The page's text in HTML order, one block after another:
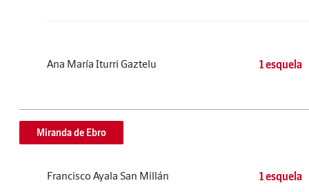
Ana María Iturri Gaztelu 1 esquela
Miranda de Ebro
Francisco Ayala San Millán 1 esquela